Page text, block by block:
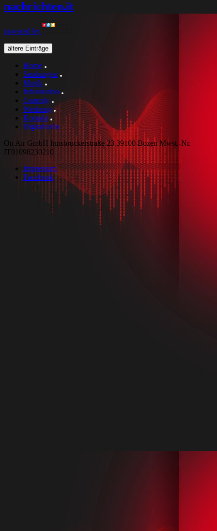
nachrichten.it
powered by
ältere Einträge
Home
Sendungen
Musik
Information
Comedy
Werbung
Kontakt
Digitalradio
On Air GmbH Innsbruckerstraße 23 39100 Bozen Mwst.-Nr.
IT01098230210
Impressum
Facebook